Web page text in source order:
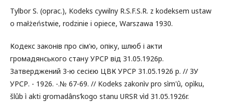
Tylbor S. (oprac.), Kodeks cywilny R.S.F.S.R. z kodeksem ustaw
o małżeństwie, rodzinie i opiece, Warszawa 1930.
Кодекс законів про сім'ю, опіку, шлюб і акти
громадянського стану УРСР від 31.05.1926р.
Затверджений 3-ю сесією ЦВК УРСР 31.05.1926 р. // ЗУ
УРСР. - 1926. -.№ 67-69. // Kodeks zakonìv pro sìm'û, opìku,
šlûb ì akti gromadâns’kogo stanu URSR vìd 31.05.1926r.